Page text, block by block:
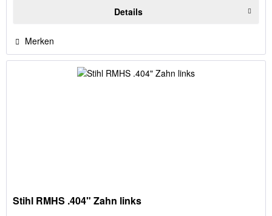
Details
Merken
Stihl RMHS .404" Zahn links